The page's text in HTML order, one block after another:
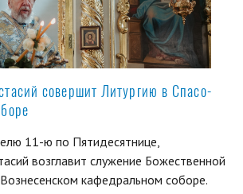
совершит Литургию в Спасо-
11-ю по Пятидесятнице,
возглавит служение Божественной
кафедральном соборе.